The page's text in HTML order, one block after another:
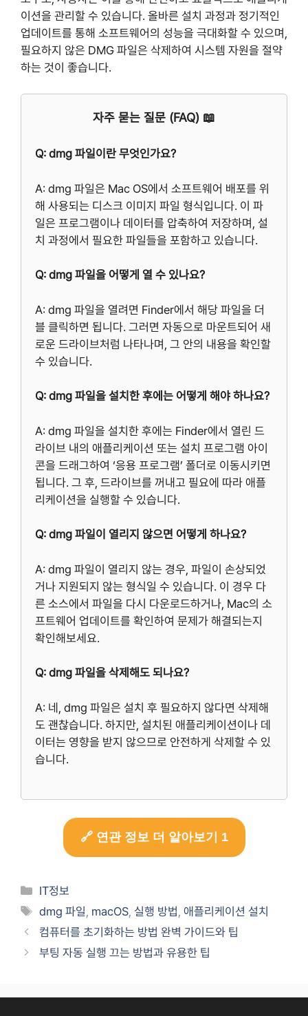
이션을 관리할 수 있습니다. 올바른 설치 과정과 정기적인
업데이트를 통해 소프트웨어의 성능을 극대화할 수 있으며,
필요하지 않은 DMG 파일은 삭제하여 시스템 자원을 절약
하는 것이 좋습니다.
자주 묻는 질문 (FAQ) 📖
Q: dmg 파일이란 무엇인가요?
A: dmg 파일은 Mac OS에서 소프트웨어 배포를 위
해 사용되는 디스크 이미지 파일 형식입니다. 이 파
일은 프로그램이나 데이터를 압축하여 저장하며, 설
치 과정에서 필요한 파일들을 포함하고 있습니다.
Q: dmg 파일을 어떻게 열 수 있나요?
A: dmg 파일을 열려면 Finder에서 해당 파일을 더
블 클릭하면 됩니다. 그러면 자동으로 마운트되어 새
로운 드라이브처럼 나타나며, 그 안의 내용을 확인할
수 있습니다.
Q: dmg 파일을 설치한 후에는 어떻게 해야 하나요?
A: dmg 파일을 설치한 후에는 Finder에서 열린 드
라이브 내의 애플리케이션 또는 설치 프로그램 아이
콘을 드래그하여 ‘응용 프로그램’ 폴더로 이동시키면
됩니다. 그 후, 드라이브를 꺼내고 필요에 따라 애플
리케이션을 실행할 수 있습니다.
Q: dmg 파일이 열리지 않으면 어떻게 하나요?
A: dmg 파일이 열리지 않는 경우, 파일이 손상되었
거나 지원되지 않는 형식일 수 있습니다. 이 경우 다
른 소스에서 파일을 다시 다운로드하거나, Mac의 소
프트웨어 업데이트를 확인하여 문제가 해결되는지
확인해보세요.
Q: dmg 파일을 삭제해도 되나요?
A: 네, dmg 파일은 설치 후 필요하지 않다면 삭제해
도 괜찮습니다. 하지만, 설치된 애플리케이션이나 데
이터는 영향을 받지 않으므로 안전하게 삭제할 수 있
습니다.
🔗 연관 정보 더 알아보기 1
Categories
IT정보
Tags
dmg 파일 macOS 실행 방법 ,애플리케이션 설치
컴퓨터를 초기화하는 방법 완벽 가이드와 팁
부팅 자동 실행 끄는 방법과 유용한 팁